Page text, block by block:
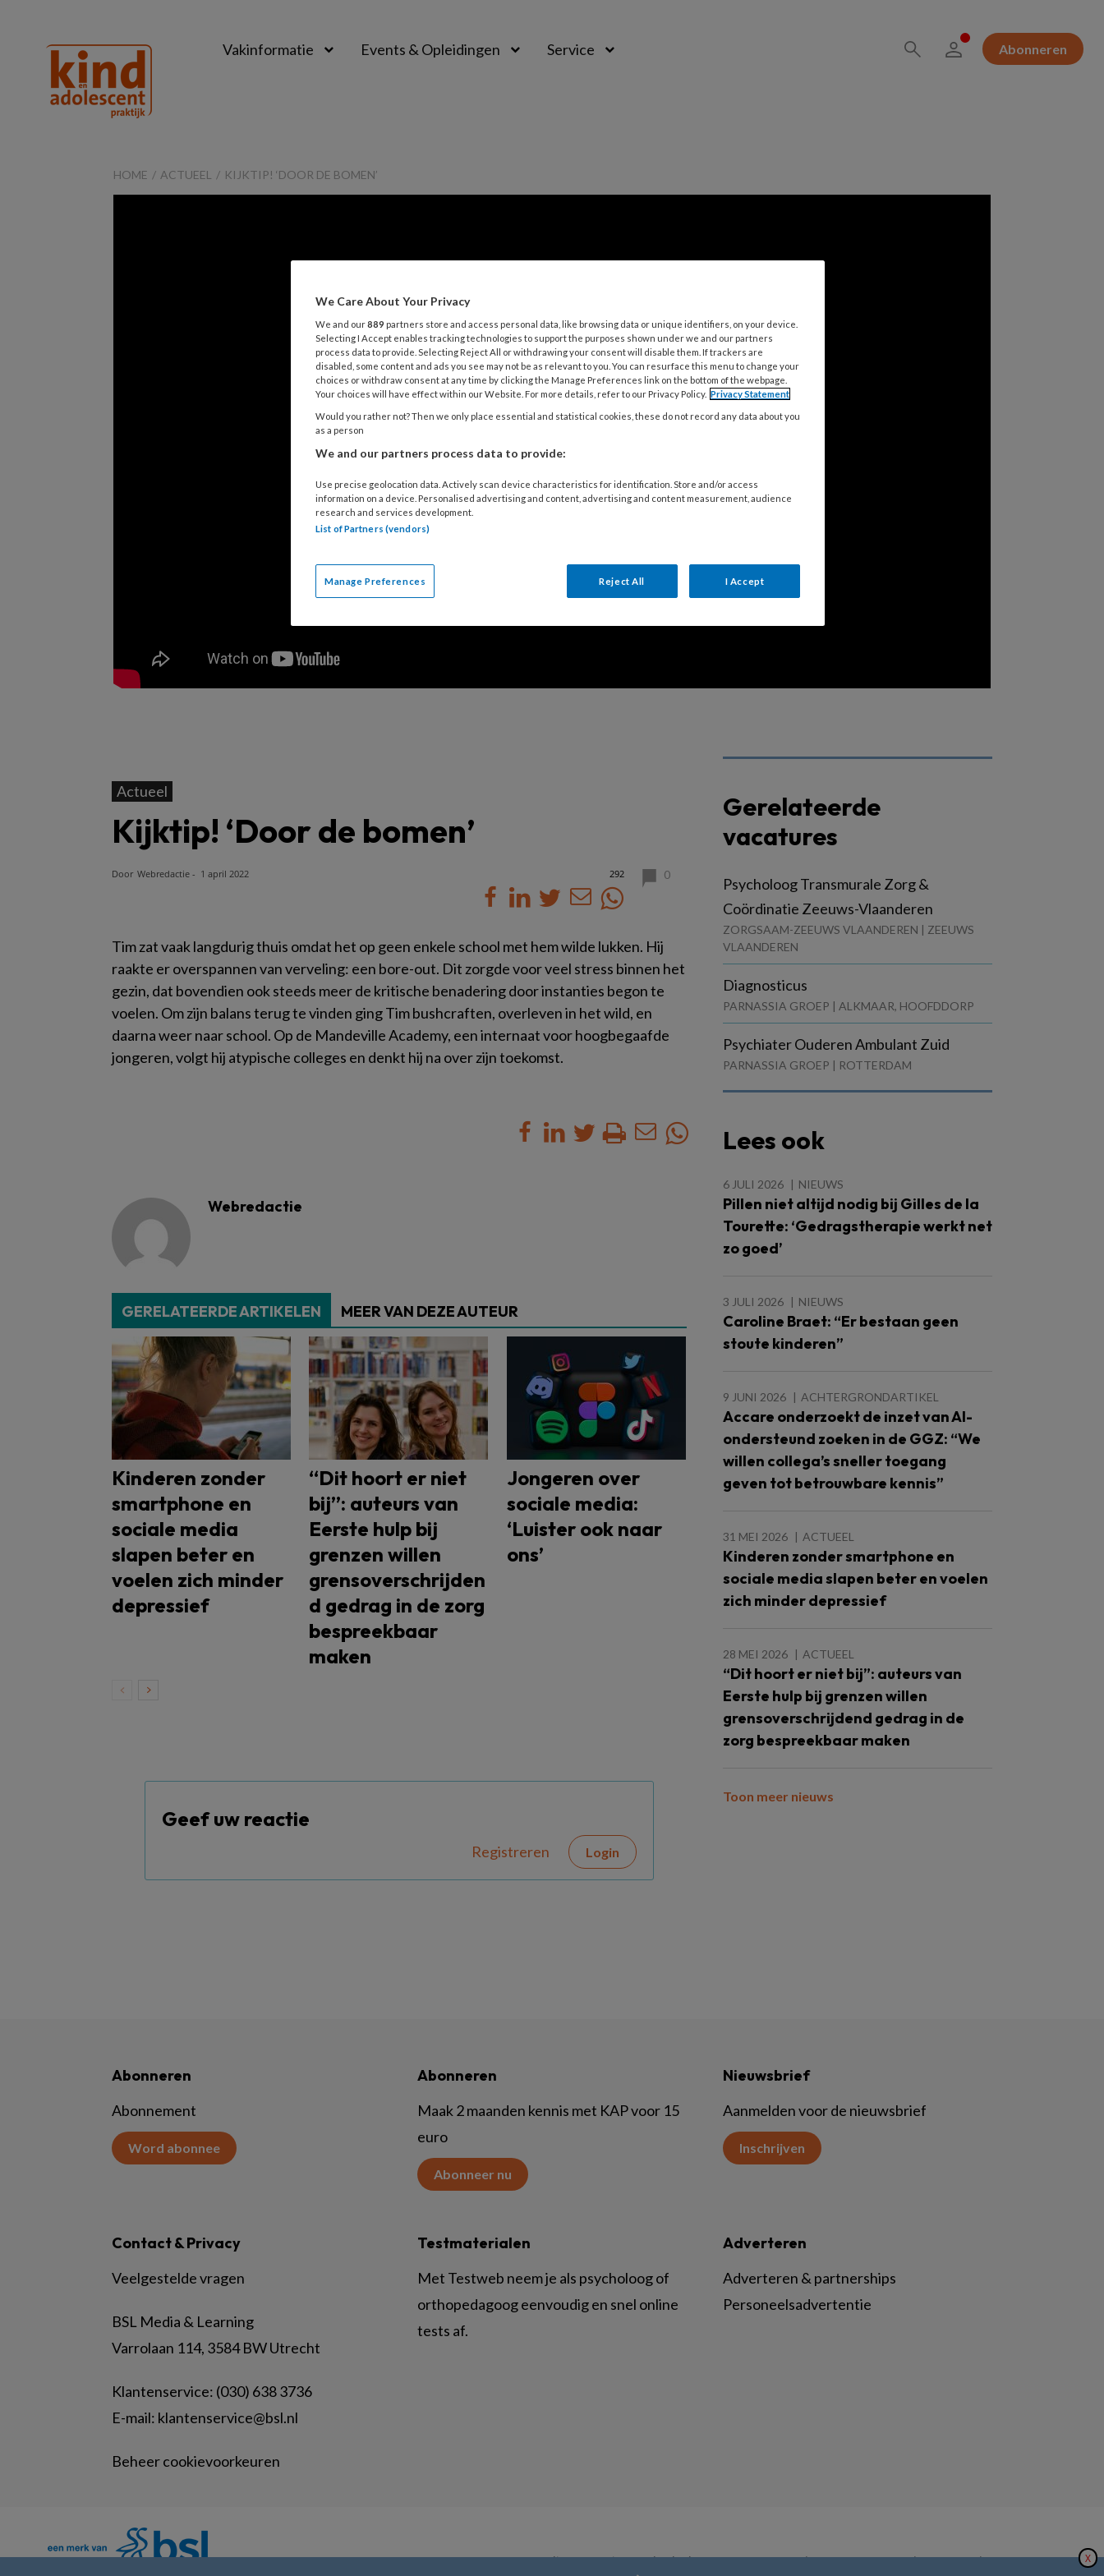
&
Vakinformatie Events & Opleidingen Service Abonneren
HOME ACTUEEL KIJKTIP! ‘DOOR DE BOMEN’
Actueel
Kijktip! ‘Door de bomen’
Door Webredactie - 1 april 2022 0
292
Tim zat vaak langdurig thuis omdat het op geen enkele school met hem wilde lukken. Hij
raakte er overspannen van verveling: een bore-out. Dit zorgde voor veel stress binnen het
gezin, dat bovendien ook steeds meer de kritische benadering door instanties begon te
voelen. Om zijn balans terug te vinden ging Tim bushcraften, overleven in het wild, en
daarna weer naar school. Op de Mandeville Academy, een internaat voor hoogbegaafde
jongeren, volgt hij atypische colleges en denkt hij na over zijn toekomst.
Webredactie
GERELATEERDE ARTIKELEN MEER VAN DEZE AUTEUR
Kinderen zonder
smartphone en
sociale media
slapen beter en
voelen zich minder
depressief
“Dit hoort er niet
bij”: auteurs van
Eerste hulp bij
grenzen willen
grensoverschrijden
d gedrag in de zorg
bespreekbaar
maken
Jongeren over
sociale media:
‘Luister ook naar
ons’
Geef uw reactie
Registreren Login
Gerelateerde
vacatures
Psycholoog Transmurale Zorg &
Coördinatie Zeeuws-Vlaanderen
ZORGSAAM-ZEEUWS VLAANDEREN | ZEEUWS
VLAANDEREN
Diagnosticus
PARNASSIA GROEP | ALKMAAR, HOOFDDORP
Psychiater Ouderen Ambulant Zuid
PARNASSIA GROEP | ROTTERDAM
Lees ook
6 JULI 2026 NIEUWS
Pillen niet altijd nodig bij Gilles de la
Tourette: ‘Gedragstherapie werkt net
zo goed’
3 JULI 2026 NIEUWS
Caroline Braet: “Er bestaan geen
stoute kinderen”
9 JUNI 2026 ACHTERGRONDARTIKEL
Accare onderzoekt de inzet van AI-
ondersteund zoeken in de GGZ: “We
willen collega’s sneller toegang
geven tot betrouwbare kennis”
31 MEI 2026 ACTUEEL
Kinderen zonder smartphone en
sociale media slapen beter en voelen
zich minder depressief
28 MEI 2026 ACTUEEL
“Dit hoort er niet bij”: auteurs van
Eerste hulp bij grenzen willen
grensoverschrijdend gedrag in de
zorg bespreekbaar maken
Toon meer nieuws
Abonneren
Abonnement
Word abonnee
Abonneren
Maak 2 maanden kennis met KAP voor 15
euro
Abonneer nu
Nieuwsbrief
Aanmelden voor de nieuwsbrief
Inschrijven
Contact & Privacy
Veelgestelde vragen
BSL Media & Learning
Varrolaan 114, 3584 BW Utrecht
Klantenservice: (030) 638 3736
E-mail: klantenservice@bsl.nl
Beheer cookievoorkeuren
Testmaterialen
Met Testweb neem je als psycholoog of
orthopedagoog eenvoudig en snel online
tests af.
Adverteren
Adverteren & partnerships
Personeelsadvertentie
© BSL Media & Learning, onderdeel vanSpringer Nature|Privacy Statement|Disclaimer|Voorwaarden X
We Care About Your Privacy
We and our889 partners store and access personal data, like browsing data or unique identifiers, on your device.
Selecting I Accept enables tracking technologies to support the purposes shown under we and our partners
process data to provide. Selecting Reject All or withdrawing your consent will disable them. If trackers are
disabled, some content and ads you see may not be as relevant to you. You can resurface this menu to change your
choices or withdraw consent at any time by clicking the Manage Preferences link on the bottom of the webpage.
Your choices will have effect within our Website. For more details, refer to our Privacy Policy. Privacy Statement
Would you rather not? Then we only place essential and statistical cookies, these do not record any data about you
as a person
We and our partners process data to provide:
Use precise geolocation data. Actively scan device characteristics for identification. Store and/or access
information on a device. Personalised advertising and content, advertising and content measurement, audience
research and services development.
List of Partners (vendors)
Manage Preferences Reject All I Accept